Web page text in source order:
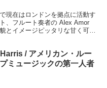
現在はロンドンを拠点に活動す
、フルート奏者の Alex Amor
とイメージピッタリな甘く可憐
/ アメリカン・ルー
ミュージックの第一人者